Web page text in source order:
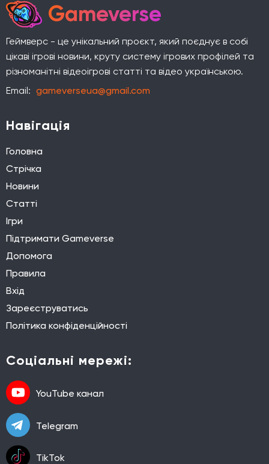
Gameverse
Геймверс - це унікальний проєкт, який поєднує в собі
цікаві ігрові новини, круту систему ігрових профілей та
різноманітні відеоігрові статті та відео українською.
Email: gameverseua@gmail.com
Навігація
Головна
Стрічка
Новини
Статті
Ігри
Підтримати Gameverse
Допомога
Правила
Вхід
Зареєструватись
Політика конфіденційності
Соціальні мережі:
YouTube канал
Telegram
TikTok